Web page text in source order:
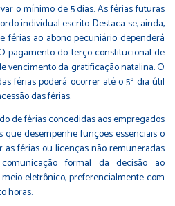
o mínimo de 5 dias. As férias futuras
individual escrito. Destaca-se, ainda,
férias ao abono pecuniário dependerá
pagamento do terço constitucional de
vencimento da gratificação natalina. O
férias poderá ocorrer até o 5º dia útil
das férias.
de férias concedidas aos empregados
desempenhe funções essenciais o
férias ou licenças não remuneradas
formal da decisão ao
eletrônico, preferencialmente com
horas.